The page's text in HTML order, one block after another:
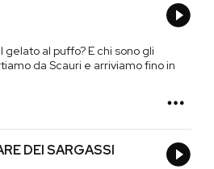
al puffo? E chi sono gli
da Scauri e arriviamo fino in
DEI SARGASSI